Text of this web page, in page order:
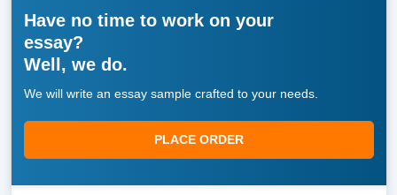
Have no time to work on your
essay?
Well, we do.
We will write an essay sample crafted to your needs.
PLACE ORDER